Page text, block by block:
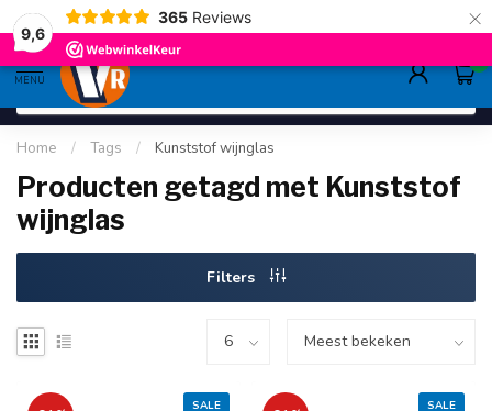
9,6
365 Reviews ×
gratis verzending>80,-
MENU
0
Home / Tags / Kunststof wijnglas
Producten getagd met Kunststof
wijnglas
Filters
SALE SALE